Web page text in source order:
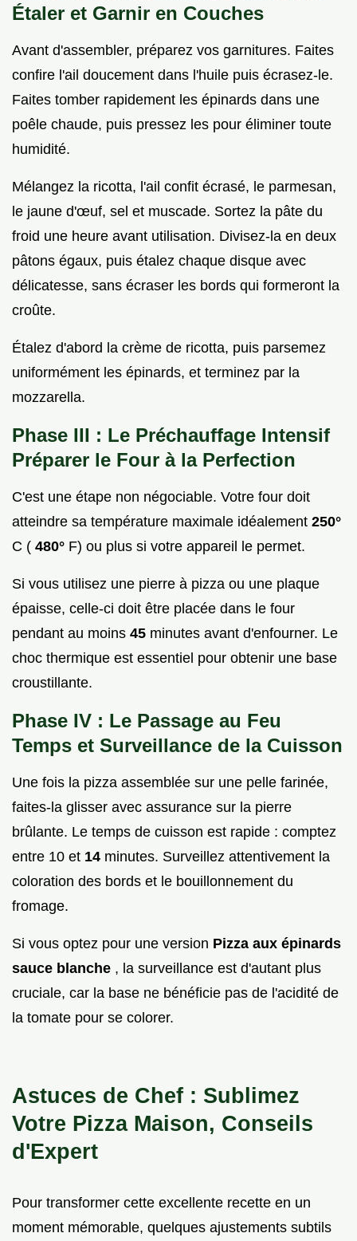
Étaler et Garnir en Couches
Avant d'assembler, préparez vos garnitures. Faites
confire l'ail doucement dans l'huile puis écrasez-le.
Faites tomber rapidement les épinards dans une
poêle chaude, puis pressez les pour éliminer toute
humidité.
Mélangez la ricotta, l'ail confit écrasé, le parmesan,
le jaune d'œuf, sel et muscade. Sortez la pâte du
froid une heure avant utilisation. Divisez-la en deux
pâtons égaux, puis étalez chaque disque avec
délicatesse, sans écraser les bords qui formeront la
croûte.
Étalez d'abord la crème de ricotta, puis parsemez
uniformément les épinards, et terminez par la
mozzarella.
Phase III : Le Préchauffage Intensif
Préparer le Four à la Perfection
C'est une étape non négociable. Votre four doit
atteindre sa température maximale idéalement 250°
C ( 480° F) ou plus si votre appareil le permet.
Si vous utilisez une pierre à pizza ou une plaque
épaisse, celle-ci doit être placée dans le four
pendant au moins 45 minutes avant d'enfourner. Le
choc thermique est essentiel pour obtenir une base
croustillante.
Phase IV : Le Passage au Feu
Temps et Surveillance de la Cuisson
Une fois la pizza assemblée sur une pelle farinée,
faites-la glisser avec assurance sur la pierre
brûlante. Le temps de cuisson est rapide : comptez
entre 10 et 14 minutes. Surveillez attentivement la
coloration des bords et le bouillonnement du
fromage.
Si vous optez pour une version Pizza aux épinards
sauce blanche , la surveillance est d'autant plus
cruciale, car la base ne bénéficie pas de l'acidité de
la tomate pour se colorer.
Astuces de Chef : Sublimez
Votre Pizza Maison, Conseils
d'Expert
Pour transformer cette excellente recette en un
moment mémorable, quelques ajustements subtils